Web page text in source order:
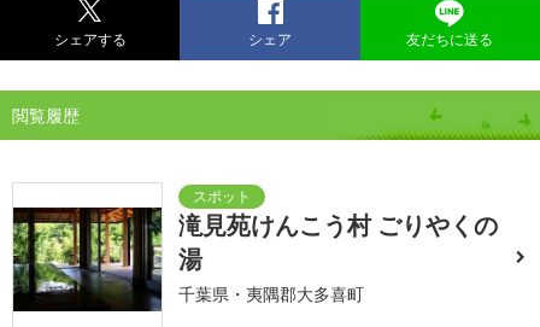
シェアする シェア 友だちに送る
閲覧履歴
滝見苑けんこう村 ごりやくの
湯
千葉県・夷隅郡大多喜町